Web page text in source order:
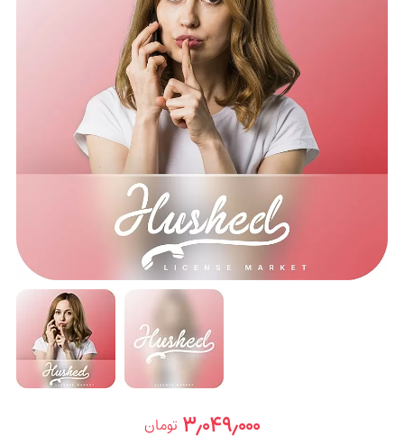
۳٫۰۴۹٫۰۰۰ تومان